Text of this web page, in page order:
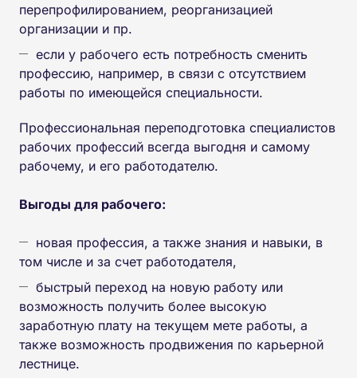
перепрофилированием, реорганизацией
организации и пр.
если у рабочего есть потребность сменить
профессию, например, в связи с отсутствием
работы по имеющейся специальности.
Профессиональная переподготовка специалистов
рабочих профессий всегда выгодня и самому
рабочему, и его работодателю.
Выгоды для рабочего:
новая профессия, а также знания и навыки, в
том числе и за счет работодателя,
быстрый переход на новую работу или
возможность получить более высокую
заработную плату на текущем мете работы, а
также возможность продвижения по карьерной
лестнице.